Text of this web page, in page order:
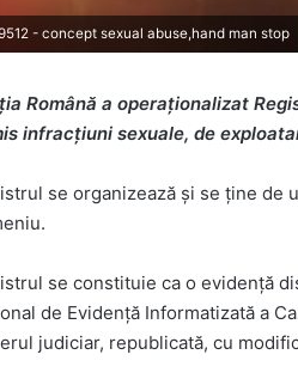
- concept sexual abuse,hand man stop
Română a operaționalizat
infracțiuni sexuale, de
se organizează și se ține de
se constituie ca o evidență
de Evidență Informatizată a
judiciar, republicată, cu